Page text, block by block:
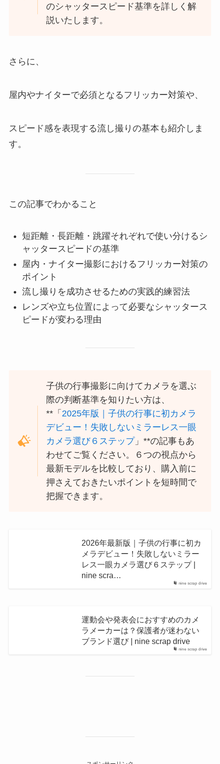
のシャッタースピード基準を詳しく解
説いたします。
さらに、
屋内やナイターで必須となるフリッカー対策や、
スピード感を表現する流し撮りの基本も紹介しま
す。
この記事でわかること
短距離・長距離・跳躍それぞれで使い分けるシ
ャッタースピードの基準
屋内・ナイター撮影におけるフリッカー対策の
ポイント
流し撮りを成功させるための実践的練習法
レンズや立ち位置によって必要なシャッタース
ピードが変わる理由
子供の行事撮影に向けてカメラを選ぶ
際の判断基準を知りたい方は、
**「 2025年版｜子供の行事に初カメラ
デビュー！失敗しないミラーレス一眼
カメラ選び６ステップ」**の記事もあ
わせてご覧ください。６つの視点から
最新モデルを比較しており、購入前に
押さえておきたいポイントを短時間で
把握できます。
nine scrap drive
2026年最新版｜子供の行事に初カ
メラデビュー！失敗しないミラー
レス一眼カメラ選び６ステップ |
nine scra…
nine scrap drive
運動会や発表会におすすめのカメ
ラメーカーは？保護者が迷わない
ブランド選び | nine scrap drive